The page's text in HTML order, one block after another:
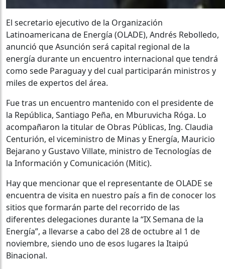
El secretario ejecutivo de la Organización
Latinoamericana de Energía (OLADE), Andrés Rebolledo,
anunció que Asunción será capital regional de la
energía durante un encuentro internacional que tendrá
como sede Paraguay y del cual participarán ministros y
miles de expertos del área.
Fue tras un encuentro mantenido con el presidente de
la República, Santiago Peña, en Mburuvicha Róga. Lo
acompañaron la titular de Obras Públicas, Ing. Claudia
Centurión, el viceministro de Minas y Energía, Mauricio
Bejarano y Gustavo Villate, ministro de Tecnologías de
la Información y Comunicación (Mitic).
Hay que mencionar que el representante de OLADE se
encuentra de visita en nuestro país a fin de conocer los
sitios que formarán parte del recorrido de las
diferentes delegaciones durante la “IX Semana de la
Energía”, a llevarse a cabo del 28 de octubre al 1 de
noviembre, siendo uno de esos lugares la Itaipú
Binacional.